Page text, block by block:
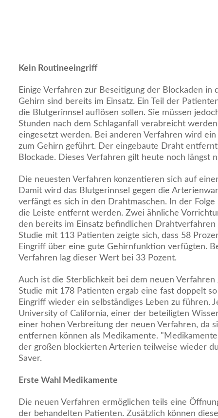
Kein Routineeingriff
Einige Verfahren zur Beseitigung der Blockaden in
Gehirn sind bereits im Einsatz. Ein Teil der
die Blutgerinnsel auflösen sollen. Sie müssen
Stunden nach dem Schlaganfall verabreicht
eingesetzt werden. Bei anderen Verfahren wird
zum Gehirn geführt. Der eingebaute Draht
Blockade. Dieses Verfahren gilt heute noch längst
Die neuesten Verfahren konzentieren sich auf
Damit wird das Blutgerinnsel gegen die
verfängt es sich in den Drahtmaschen. In der
die Leiste entfernt werden. Zwei ähnliche
den bereits im Einsatz befindlichen
Studie mit 113 Patienten zeigte sich, dass 58
Eingriff über eine gute Gehirnfunktion verfügten.
Verfahren lag dieser Wert bei 33 Pozent.
Auch ist die Sterblichkeit bei dem neuen
Studie mit 178 Patienten ergab eine fast doppelt
Eingriff wieder ein selbständiges Leben zu führen.
University of California, einer der beteiligten
einer hohen Verbreitung der neuen Verfahren, da
entfernen können als Medikamente.
der großen blockierten Arterien teilweise wieder
Saver.
Erste Wahl Medikamente
Die neuen Verfahren ermöglichen teils eine
der behandelten Patienten. Zusätzlich können